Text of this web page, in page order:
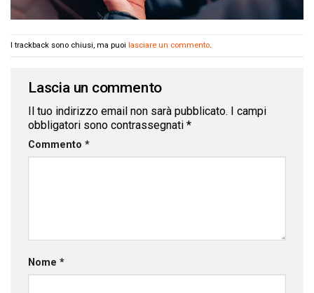
I trackback sono chiusi, ma puoi lasciare un commento.
Lascia un commento
Il tuo indirizzo email non sarà pubblicato.
I campi
obbligatori sono contrassegnati *
Commento *
Nome *